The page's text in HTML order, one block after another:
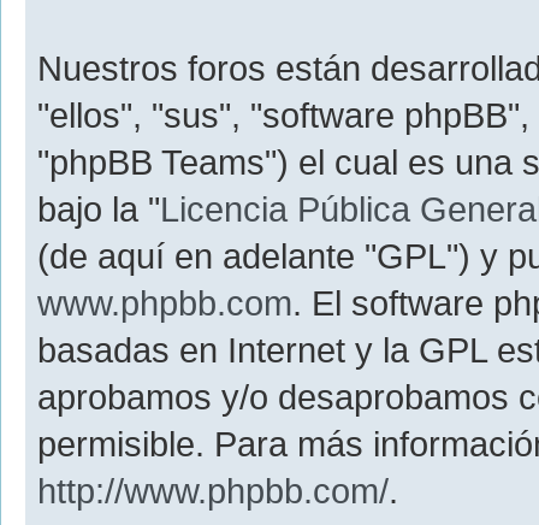
Nuestros foros están
"ellos", "sus", "software
"phpBB Teams") el cual es una
bajo la "Licencia Pública
(de aquí en adelante "GPL") y
www.phpbb.com. El software
basadas en Internet y la GPL
aprobamos y/o desaprobamos
permisible. Para más
http://www.phpbb.com/.